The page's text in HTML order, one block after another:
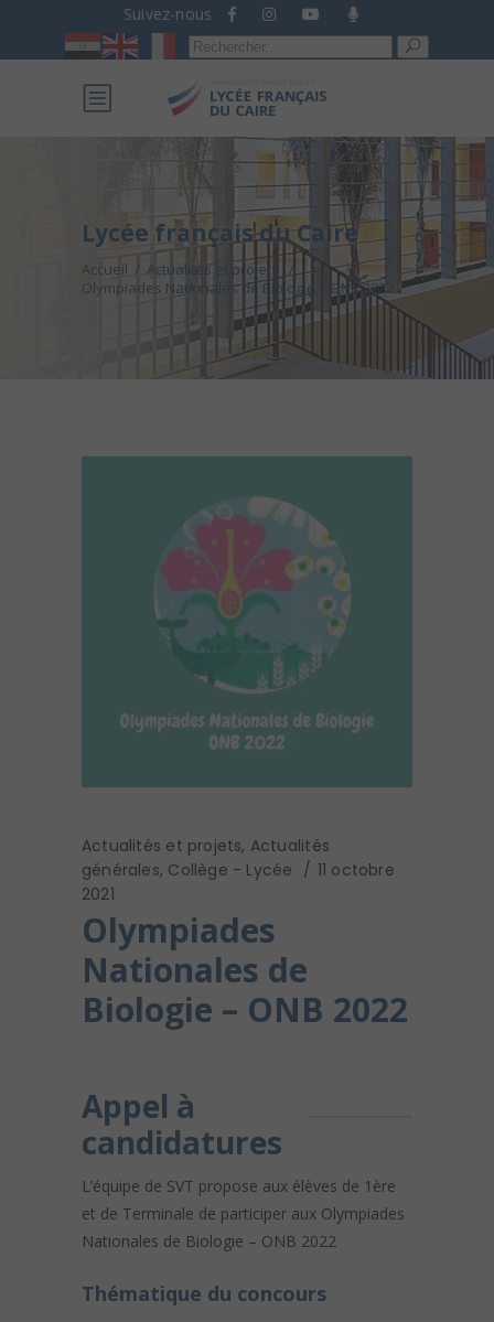
Suivez-nous
Recherche
pour :
Lycée français du Caire
Accueil / Actualités et projets
/
Olympiades Nationales de Biologie – ONB 2022
Actualités et projets, Actualités
générales, Collège - Lycée
11 octobre
2021
Olympiades
Nationales de
Biologie – ONB 2022
Appel à
candidatures
L’équipe de SVT propose aux élèves de 1ère
et de Terminale de participer aux Olympiades
Nationales de Biologie – ONB 2022
Thématique du concours